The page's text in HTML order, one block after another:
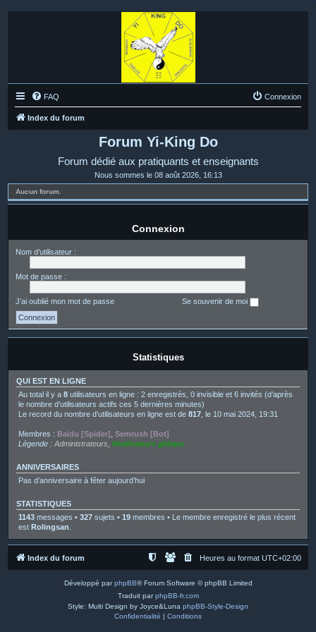
FAQ Connexion
Index du forum
Forum Yi-King Do
Forum dédié aux pratiquants et enseignants
Nous sommes le 08 août 2026, 16:13
Aucun forum.
Connexion
Nom d’utilisateur :
Mot de passe :
J’ai oublié mon mot de passe Se souvenir de moi
Statistiques
QUI EST EN LIGNE
Au total il y a 8 utilisateurs en ligne : 2 enregistrés, 0 invisible et 6 invités (d’après
le nombre d’utilisateurs actifs ces 5 dernières minutes)
Le record du nombre d’utilisateurs en ligne est de 817 , le 10 mai 2024, 19:31
Membres : Baidu [Spider] Semrush [Bot]
Légende : Administrateurs Modérateurs globaux
ANNIVERSAIRES
Pas d’anniversaire à fêter aujourd’hui
STATISTIQUES
1143 messages • 327 sujets • 19 membres • Le membre enregistré le plus récent
est Rolingsan
Index du forum Heures au format UTC+02:00
Développé parphpBB® Forum Software © phpBB Limited
Traduit parphpBB-fr.com
Style: Multi Design by Joyce&Luna phpBB-Style-Design
Confidentialité | Conditions